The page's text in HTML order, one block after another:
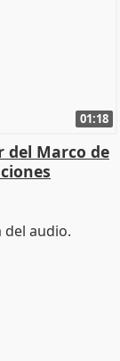
01:18
del Marco de